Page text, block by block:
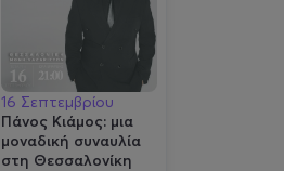
16 Σεπτεμβρίου
Πάνος Κιάμος: μια
μοναδική συναυλία
στη Θεσσαλονίκη